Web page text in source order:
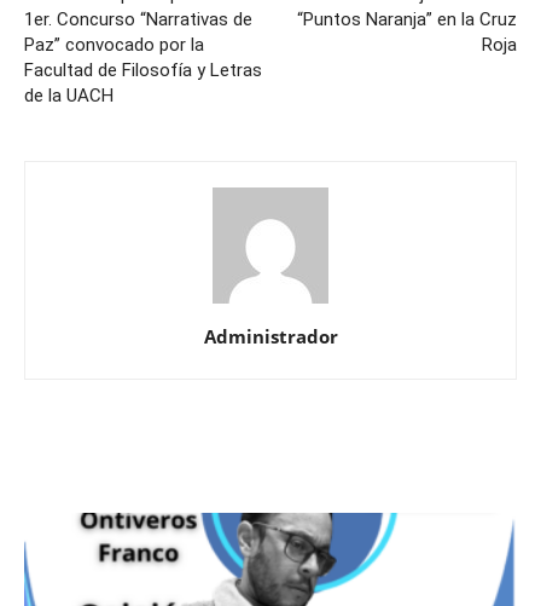
1er. Concurso “Narrativas de
Paz” convocado por la
Facultad de Filosofía y Letras
de la UACH
“Puntos Naranja” en la Cruz
Roja
Administrador